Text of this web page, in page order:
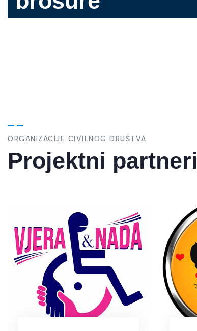
ORGANIZACIJE CIVILNOG DRUŠTVA
Projektni partneri
Omladinski centar
¨Vermont”